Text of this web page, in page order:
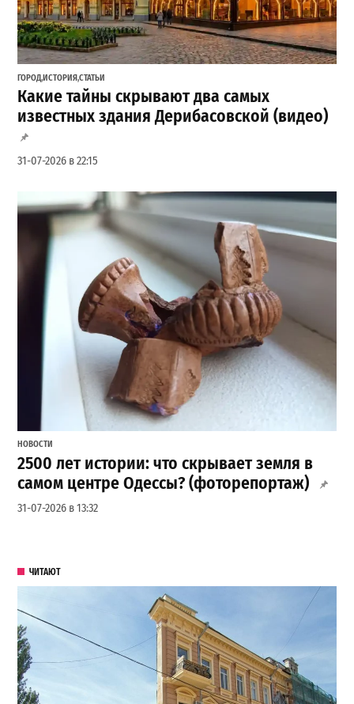
ГОРОД,ИСТОРИЯ,СТАТЬИ
Какие тайны скрывают два самых
известных здания Дерибасовской (видео)
31-07-2026 в 22:15
НОВОСТИ
2500 лет истории: что скрывает земля в
самом центре Одессы? (фоторепортаж)
31-07-2026 в 13:32
ЧИТАЮТ